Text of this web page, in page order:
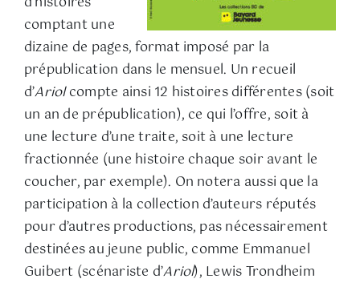
comptant une
dizaine de pages, format imposé par la
prépublication dans le mensuel. Un recueil
d’Ariolcompte ainsi 12 histoires différentes (soit
un an de prépublication), ce qui l’offre, soit à
une lecture d’une traite, soit à une lecture
fractionnée (une histoire chaque soir avant le
coucher, par exemple). On notera aussi que la
participation à la collection d’auteurs réputés
pour d’autres productions, pas nécessairement
destinées au jeune public, comme Emmanuel
Guibert (scénariste d’Ariol), Lewis Trondheim